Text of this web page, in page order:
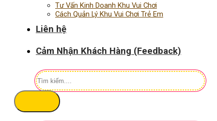
Tư Vấn Kinh Doanh Khu Vui Chơi
Cách Quản Lý Khu Vui Chơi Trẻ Em
Liên hệ
Cảm Nhận Khách Hàng (Feedback)
Tìm
kiếm: